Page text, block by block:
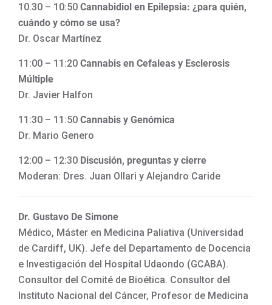
10.30 – 10:50 Cannabidiol en Epilepsia: ¿para quién,
cuándo y cómo se usa?
Dr. Oscar Martínez
11:00 – 11:20 Cannabis en Cefaleas y Esclerosis
Múltiple
Dr. Javier Halfon
11:30 – 11:50 Cannabis y Genómica
Dr. Mario Genero
12:00 – 12:30 Discusión, preguntas y cierre
Moderan: Dres. Juan Ollari y Alejandro Caride
Dr. Gustavo De Simone
Médico, Máster en Medicina Paliativa (Universidad
de Cardiff, UK). Jefe del Departamento de Docencia
e Investigación del Hospital Udaondo (GCABA).
Consultor del Comité de Bioética. Consultor del
Instituto Nacional del Cáncer, Profesor de Medicina